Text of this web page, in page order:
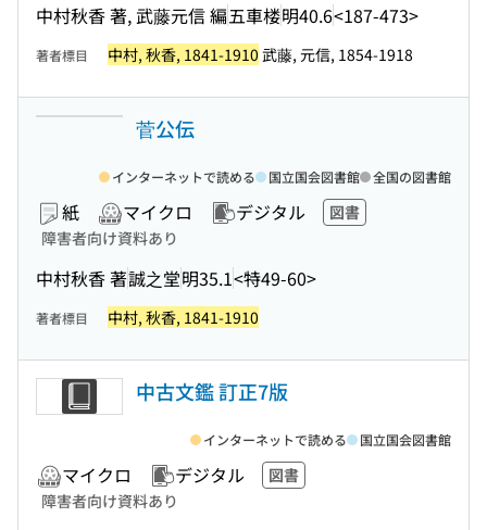
中村秋香 著, 武藤元信 編五車楼明40.6<187-473>
著者標目 中村, 秋香, 1841-1910 武藤, 元信, 1854-1918
菅公伝
紙 マイクロ デジタル
図書
障害者向け資料あり
中村秋香 著誠之堂明35.1<特49-60>
インターネットで読める 国立国会図書館 全国の図書館
著者標目 中村, 秋香, 1841-1910
中古文鑑 訂正7版
マイクロ デジタル
図書
障害者向け資料あり
インターネットで読める 国立国会図書館